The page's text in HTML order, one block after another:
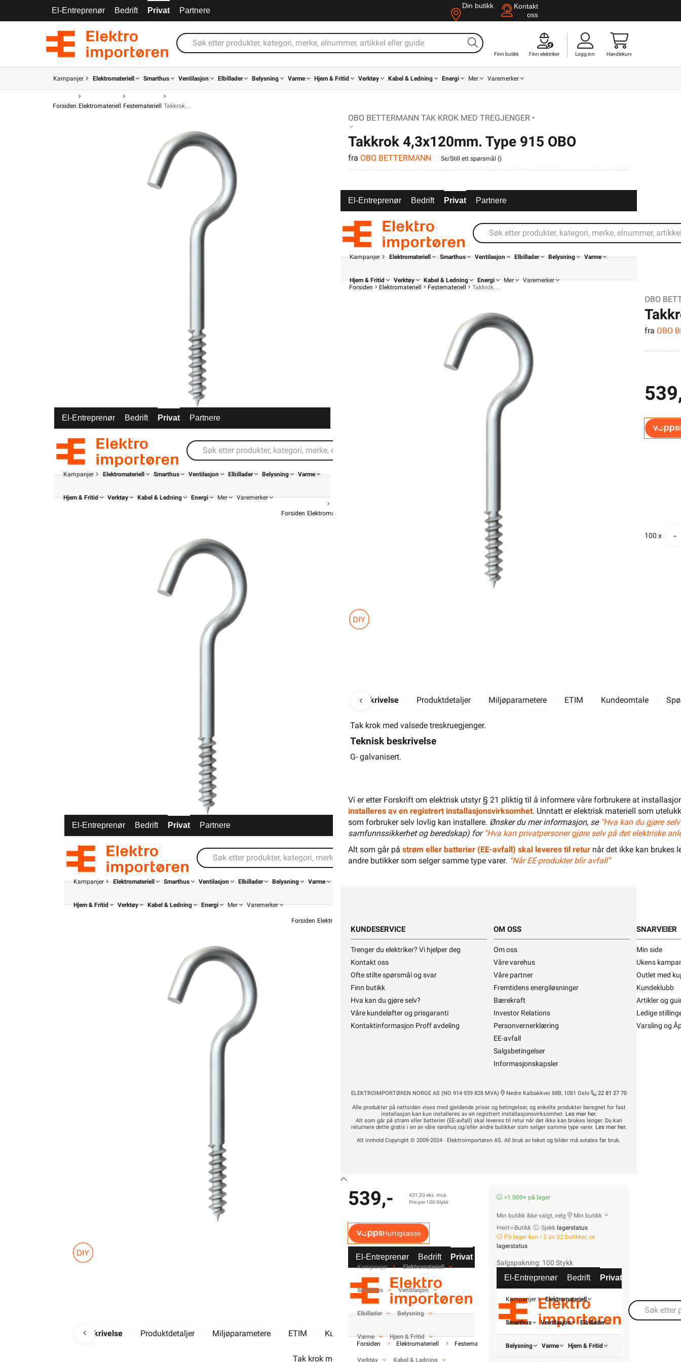
El-Entreprenør Bedrift Privat Partnere
Din butikk
Kontakt
oss
Finn butikk Finn elektriker Logg inn Handlekurv
Kampanjer Elektromateriell Smarthus Ventilasjon Elbillader Belysning Varme Hjem & Fritid Verktøy Kabel & Ledning Energi Mer Varemerker
Forsiden Elektromateriell Festemateriell Takkrok
OBO BETTERMANN TAK KROK MED TREGJENGER •
Takkrok 4,3x120mm. Type 915 OBO
fra OBO BETTERMANN Se/Still ett spørsmål ()
El-Entreprenør Bedrift Privat Partnere
Din butikk
Kampanjer Elektromateriell Smarthus Ventilasjon Elbillader Belysning Varme
Hjem & Fritid Verktøy Kabel & Ledning Energi Mer Varemerker
Forsiden Elektromateriell
OBO BETTERMANN TAK KROK MED TREGJENGER •
Takkrok 4,3x120mm. Type 915 OBO
OBO BETTERMANN
El-Entreprenør Bedrift Privat Partnere
Din butikk
Kontakt
Kampanjer Elektromateriell Smarthus Ventilasjon Elbillader Belysning Varme
Hjem & Fritid Verktøy Kabel & Ledning Energi Mer Varemerker
Forsiden Elektromateriell
OBO BETTERMANN TAK KROK MED TREGJENGER •
Takkrok 4,3x120mm. Type 915 OBO
fra OBO BETTERMANN Se/Still ett spørsmål (
539,-
431,20 eks. mva.
Pris per 100 Stykk
Hent-i-Butikk
På lager kun i 2 av 32 butikker, se
Salgspakning: 100 Stykk
Meld feil i produktinformasjonen?
Lagre i din
Varianter
1 Stk
2 Stk
13,9x50mm
Beskrivelse Produktdetaljer Miljøparametere ETIM Kundeomtale Spørsmål og svar Dokumentasjon Alternative artikler
Tak krok med valsede treskruegjenger.
100 x -
Lagre i dinønskeliste
Varianter
El-Entreprenør Bedrift Privat Partnere
Kampanjer Elektromateriell Smarthus Ventilasjon Elbillader Belysning Varme
Hjem & Fritid Verktøy Kabel & Ledning Energi Mer
Varemerker
Forsiden
Elektromateriell Festemateriell Takkrok
OBO
fra OBO
100 x -
Beskrivelse Produktdetaljer Miljøparametere ETIM Kundeomtale
Tak krok med valsede treskruegjenger.
Teknisk beskrivelse
G- galvanisert.
Vi er etter Forskrift om elektrisk utstyr § 21 pliktig til å informere våre forbrukere at
installeres av en registrert installasjonsvirksomhet. Unntatt er elektrisk materiell som
som forbruker selv lovlig kan installere. Ønsker du mer informasjon, se ”Hva kan du gjøre
samfunnssikkerhet og beredskap) for “Hva kan privatpersoner gjøre selv på det elektriske
Alt som går på strøm eller batterier (EE-avfall) skal leveres til retur når det ikke kan brukes
andre butikker som selger samme type varer. “Når EE-produkter blir avfall”
KUNDESERVICE
Trenger du elektriker? Vi hjelper deg
Kontakt oss
Ofte stilte spørsmål og svar
Finn butikk
Hva kan du gjøre selv?
Våre kundeløfter og prisgaranti
Kontaktinformasjon Proff avdeling
OM OSS
Om oss
Våre varehus
Våre partner
Fremtidens energiløsninger
Bærekraft
Investor Relations
Personvernerklæring
EE-avfall
Salgsbetingelser
Informasjonskapsler
SNARVEIER
Min side
Ukens
Outlet med
Kundeklubb
Artikler og
Ledige
Varsling og
ELEKTROIMPORTØREN NORGE AS (NO 914 939 828 MVA) Nedre Kalbakkvei 88B, 1081 Oslo 22 81 27 70
Alle produkter på nettsiden vises med gjeldende priser og betingelser, og enkelte produkter beregnet for fast
installasjon kan kun installeres av en registrert installasjonsvirksomhet. Les mer her.
Alt som går på strøm eller batterier (EE-avfall) skal leveres til retur når det ikke kan brukes lenger. Du kan
returnere dette gratis i en av våre varehus og/eller andre butikker som selger samme type varer. Les mer her.
Alt innhold Copyright © 2009-2024 - Elektroimportøren AS. All bruk av tekst og bilder må avtales før bruk.
539,-
431,20 eks. mva.
Pris per 100 Stykk
Hurtigkasse
El-Entreprenør Bedrift Privat
Kampanjer Elektromateriell
Smarthus Ventilasjon
Elbillader Belysning
Varme Hjem & Fritid
Verktøy Kabel & Ledning
Forsiden Elektromateriell Festemateriell Takkrok
>1 000+ på lager
Min butikk ikke valgt, velg
Min butikk
Hent-i-Butikk
Sjekk lagerstatus
På lager kun i 2 av 32 butikker, se
lagerstatus
Salgspakning: 100 Stykk
El-Entreprenør Bedrift Privat
Kampanjer Elektromateriell
Smarthus Ventilasjon Elbillader
Belysning Varme Hjem & Fritid